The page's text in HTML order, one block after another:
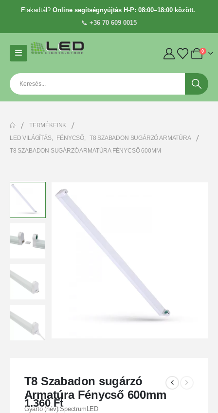
Elakadtál? Online segítségnyújtás H-P: 08:00–18:00 között.
📞 +36 70 609 0015
0
TERMÉKEINK
LED VILÁGÍTÁS, FÉNYCSŐ,
T8 SZABADON SUGÁRZÓ ARMATÚRA
T8 SZABADON SUGÁRZÓ ARMATÚRA FÉNYCSŐ 600MM
T8 Szabadon sugárzó
Armatúra Fénycső 600mm
1.360Ft
Gyártó (név):SpectrumLED